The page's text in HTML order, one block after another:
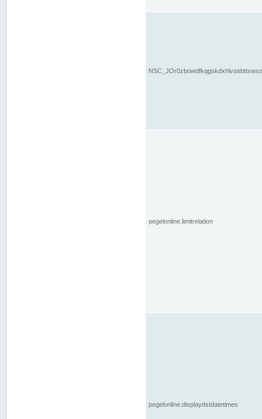
pegelonline.limitrelation
pegelonline.displaydstdatetimes